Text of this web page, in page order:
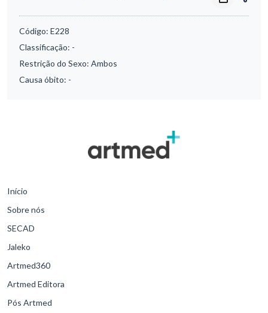
Código: E228
Classificação: -
Restrição do Sexo: Ambos
Causa óbito: -
Início
Sobre nós
SECAD
Jaleko
Artmed360
Artmed Editora
Pós Artmed